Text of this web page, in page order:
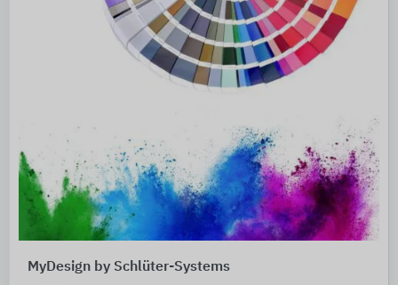
MyDesign by Schlüter-Systems